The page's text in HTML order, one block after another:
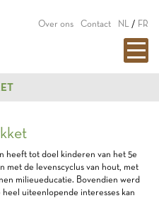
Over ons Contact NL / FR
heeft tot doel kinderen van het 5e
met de levenscyclus van hout, met
milieueducatie. Bovendien werd
uiteenlopende interesses kan